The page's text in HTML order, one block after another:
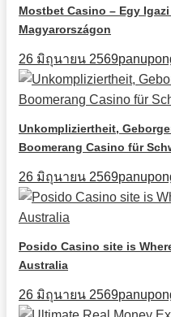
Mostbet Casino – Egy
Magyarországon
26 มิถุนายน 2569
Unkompliziertheit,
Boomerang Casino für
26 มิถุนายน 2569
Posido Casino site is
Australia
26 มิถุนายน 2569